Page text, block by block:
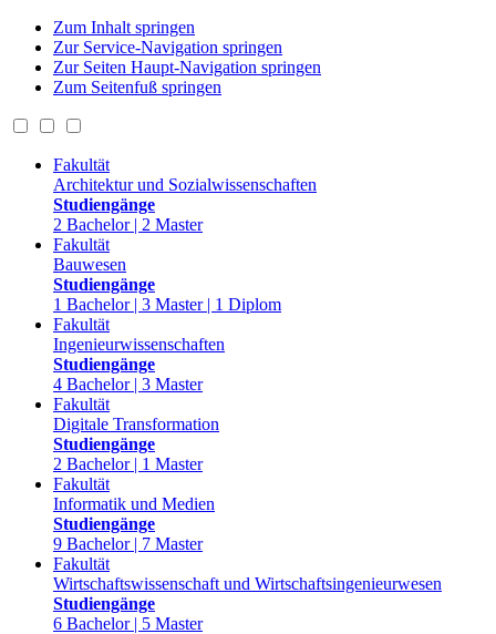
Zum Inhalt springen
Zur Service-Navigation springen
Zur Seiten Haupt-Navigation springen
Zum Seitenfuß springen
Fakultät
Architektur und Sozialwissenschaften
Studiengänge
2 Bachelor | 2 Master
Fakultät
Bauwesen
Studiengänge
1 Bachelor | 3 Master | 1 Diplom
Fakultät
Ingenieurwissenschaften
Studiengänge
4 Bachelor | 3 Master
Fakultät
Digitale Transformation
Studiengänge
2 Bachelor | 1 Master
Fakultät
Informatik und Medien
Studiengänge
9 Bachelor | 7 Master
Fakultät
Wirtschaftswissenschaft und Wirtschaftsingenieurwesen
Studiengänge
6 Bachelor | 5 Master